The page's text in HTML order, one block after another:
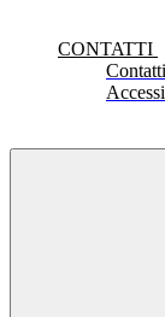
CONTATTI
Contatti